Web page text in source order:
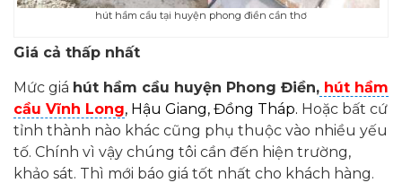
hút hầm cầu tại huyện phong điền cần thơ
Giá cả thấp nhất
Mức giá hút hầm cầu huyện Phong Điền, hút hầm
cầu Vĩnh Long, Hậu Giang, Đồng Tháp. Hoặc bất cứ
tỉnh thành nào khác cũng phụ thuộc vào nhiều yếu
tố. Chính vì vậy chúng tôi cần đến hiện trường,
khảo sát. Thì mới báo giá tốt nhất cho khách hàng.